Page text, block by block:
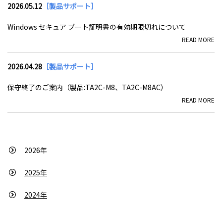
2026.05.12 ［製品サポート］
Windows セキュア ブート証明書の有効期限切れについて
READ MORE
2026.04.28 ［製品サポート］
保守終了のご案内（製品:TA2C-M8、TA2C-M8AC）
READ MORE
2026年
2025年
2024年